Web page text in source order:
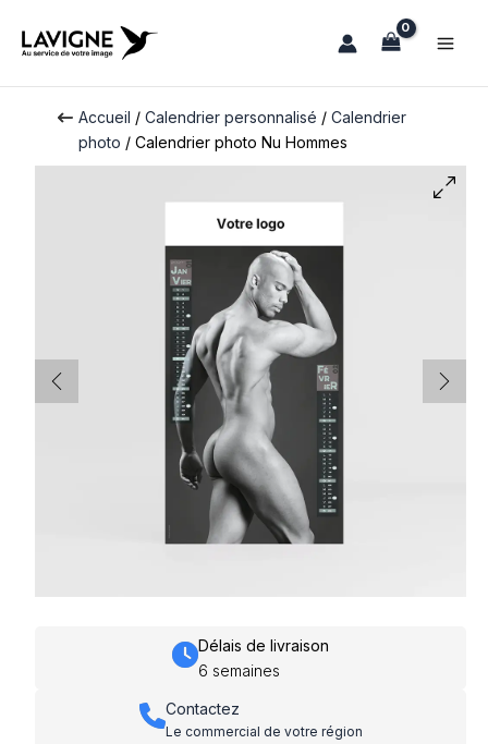
Accueil / Calendrier personnalisé / Calendrier
photo / Calendrier photo Nu Hommes
Délais de livraison
6 semaines
Contactez
Le commercial de votre région